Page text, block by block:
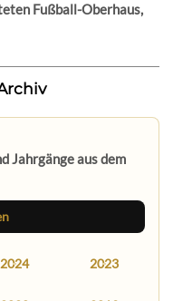
Fußball-Oberhaus,
Jahrgänge aus dem
2024 2023